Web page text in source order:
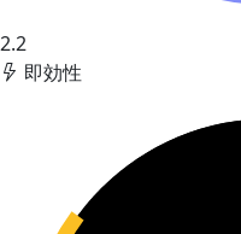
2.2
即効性